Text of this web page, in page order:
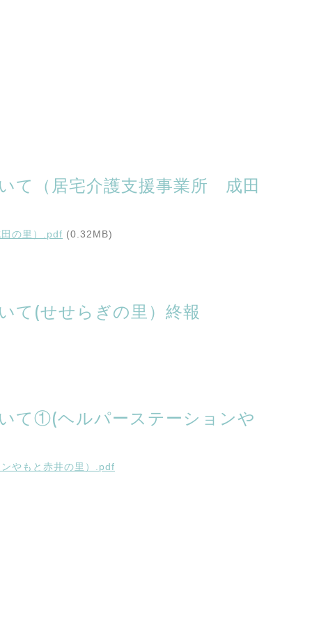
て（居宅介護支援事業所 成田
の里）.pdf (0.32MB)
て(せせらぎの里）終報
て①(ヘルパーステーションや
やもと赤井の里）.pdf